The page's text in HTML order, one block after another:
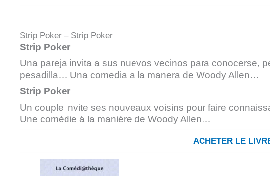
Strip Poker – Strip Poker
Strip Poker
Una pareja invita a sus nuevos vecinos para conocerse,
pesadilla… Una comedia a la manera de Woody Allen…
Strip Poker
Un couple invite ses nouveaux voisins pour faire
Une comédie à la manière de Woody Allen…
ACHETER LE